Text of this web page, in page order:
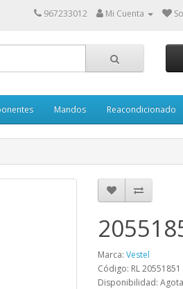
967233012 Mi Cuenta
Mandos Reacondicionado
Marca: Vestel
Código: RL 20551851
Disponibilidad: